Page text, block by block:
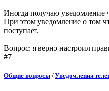
Иногда получаю уведомление
При этом уведомление о том
поступает.
Вопрос: я верно настроил
#7
Общие вопросы / Уведомления